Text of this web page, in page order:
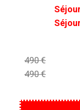
490 €
490 €